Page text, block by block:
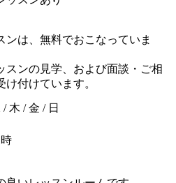
ンは、無料でおこなっていま
スンの見学、および面談・ご相
け付けています。
/ 木 / 金 / 日